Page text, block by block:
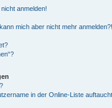
anmelden!
mich aber nicht mehr anmelden?!
in der Online-Liste